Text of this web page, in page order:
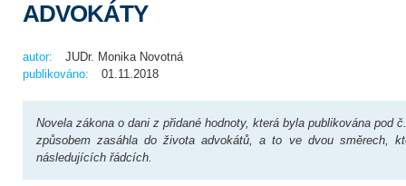
ADVOKÁTY
autor:
JUDr. Monika Novotná
publikováno:
01.11.2018
Novela zákona o dani z přidané hodnoty, která byla publikována pod
způsobem zasáhla do života advokátů, a to ve dvou směrech,
následujících řádcích.